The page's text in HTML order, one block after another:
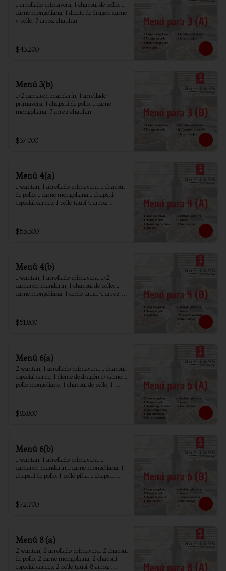
1 arrollado primavera, 1 chapsui de pollo, 1
carne mongoliana, 1 diente de dragón carne
y pollo, 3 arroz chaufan
$43.200
Menú 3(b)
1/2 camarón mandarín, 1 arrollado
primavera, 1 chapsui de pollo, 1 carne
mongoliana, 3 arroz chaufan
$37.000
Menú 4(a)
1 wantan, 1 arrollado primavera, 1 chapsui
de pollo, 1 carne mongoliana,1 chapsui
especial carnes, 1 pollo tausi 4 arroz
$55.500
Menú 4(b)
1 wantan, 1 arrollado primavera, 1/2
camarón mandarín, 1 chapsui de pollo, 1
carne mongoliana, 1 cerdo tausi, 4 arroz
$51.800
Menú 6(a)
2 wantan, 1 arrollado primavera, 1 chapsui
especial carne, 1 diente de dragón c/ carne, 1
pollo mongoliano, 1 chapsui de pollo, 1
$83.800
Menú 6(b)
1 wantan, 1 arrollado primavera, 1
camarón mandarín,1 carne mongoliana, 1
chapsui de pollo, 1 pollo piña, 1 chapsui
$72.700
Menú 8 (a)
2 wantan, 2 arrollado primavera, 2 chapsui
de pollo, 2 carne mongoliana, 2 chapsui
especial carnes, 2 pollo tausi, 8 arroz